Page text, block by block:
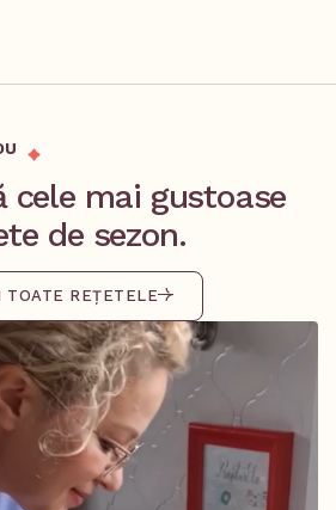
cele mai gustoase
de sezon.
TOATE REȚETELE